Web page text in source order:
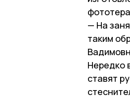
— На
таким
Нередко
ставят